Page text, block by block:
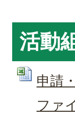
活動
申請
ファ